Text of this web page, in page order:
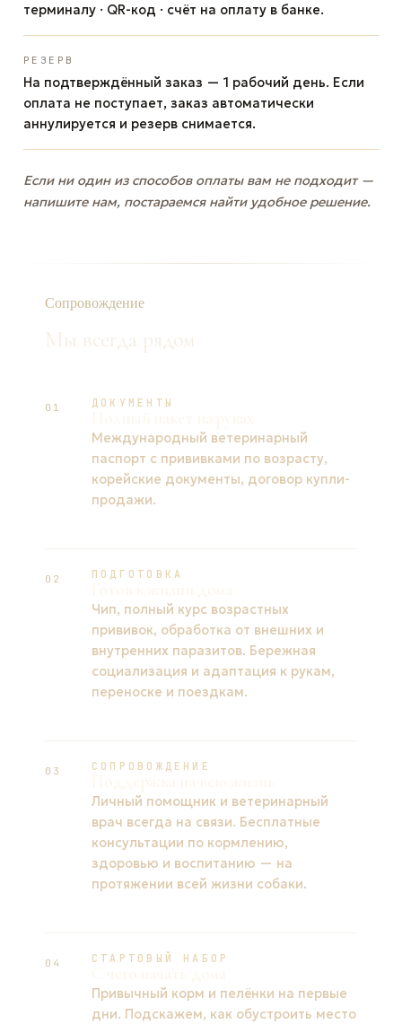
терминалу · QR-код · счёт на оплату в банке.
РЕЗЕРВ
На подтверждённый заказ — 1 рабочий день. Если
оплата не поступает, заказ автоматически
аннулируется и резерв снимается.
Если ни один из способов оплаты вам не подходит —
напишите нам, постараемся найти удобное решение.
Сопровождение
Мы всегда рядом
01 ДОКУМЕНТЫ
Международный ветеринарный
паспорт с прививками по возрасту,
корейские документы, договор купли-
продажи.
02 ПОДГОТОВКА
Чип, полный курс возрастных
прививок, обработка от внешних и
внутренних паразитов. Бережная
социализация и адаптация к рукам,
переноске и поездкам.
03 СОПРОВОЖДЕНИЕ
Личный помощник и ветеринарный
врач всегда на связи. Бесплатные
консультации по кормлению,
здоровью и воспитанию — на
протяжении всей жизни собаки.
04 СТАРТОВЫЙ НАБОР
Привычный корм и пелёнки на первые
дни. Подскажем, как обустроить место